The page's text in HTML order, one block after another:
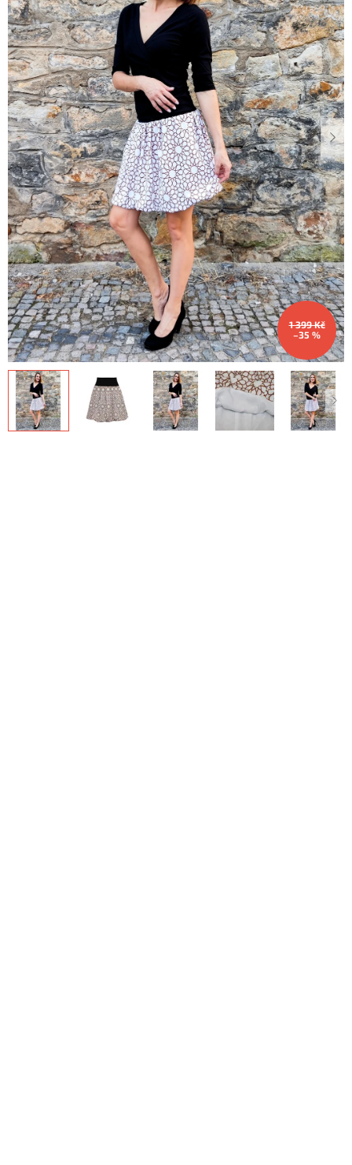
Dárkové
poukazy
Blog
O
nás
Měna
(CZK)
Přihlášení
1 399 Kč
–35 %